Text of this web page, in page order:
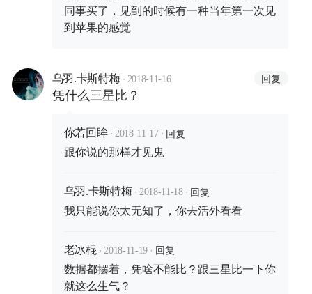
同事买了，见到的时候有一种当年第一次见
到苹果的感觉
乌羽.卡斯特梅 · 2018-11-16 回复
凭什么三星比？
你若回眸 · 2018-11-17 · 回复
跟你说的那样才见鬼
乌羽.卡斯特梅 · 2018-11-18 · 回复
我只能说你太无知了，你去活外看看
老冰棍 · 2018-11-19 · 回复
数据都摆着，凭啥不能比？跟三星比一下你
就这么生气？